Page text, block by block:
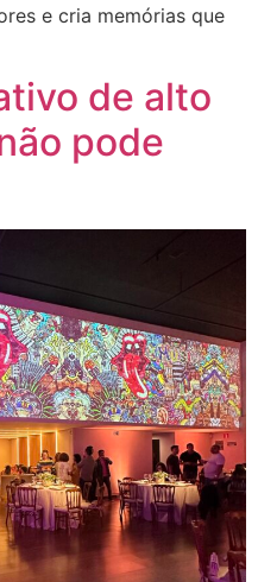
e cria memórias que
de alto
pode